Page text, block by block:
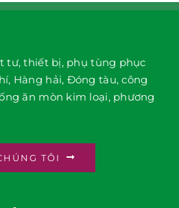
tư, thiết bị, phụ tùng phục
Hàng hải, Đóng tàu, công
ăn mòn kim loại, phương
TÔI